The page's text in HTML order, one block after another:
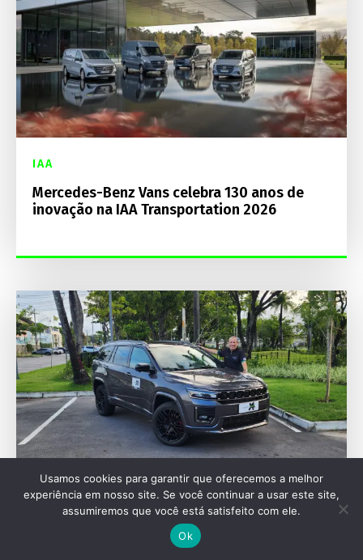
IAA
Mercedes-Benz Vans celebra 130 anos de
inovação na IAA Transportation 2026
AVALIAÇÕES
Jeep Commander Blackhawk 2027 aposta em
Usamos cookies para garantir que oferecemos a melhor
experiência em nosso site. Se você continuar a usar este site,
assumiremos que você está satisfeito com ele.
Ok